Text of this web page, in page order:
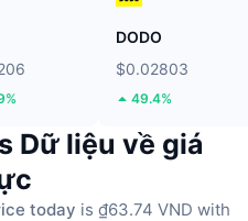
DODO
$0.02803
49.4%
Dữ liệu về giá
today is ₫63.74 VND with